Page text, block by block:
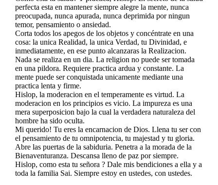
perfecta esta en mantener siempre alegre la mente, nunca
preocupada, nunca apurada, nunca deprimida por ningun
temor, pensamiento o ansiedad.
Corta todos los apegos de los objetos y concéntrate en una
cosa: la unica Realidad, la unica Verdad, tu Divinidad, e
inmediatamente, en ese punto alcanzaras la Realizacion.
Nada se realiza en un dia. La religion no puede ser tomada
en una pildora. Requiere practica ardua y constante. La
mente puede ser conquistada unicamente mediante una
practica lenta y firme.
Hislop, la moderacion en el temperamente es virtud. La
moderacion en los principios es vicio. La impureza es una
mera superposicion bajo la cual la verdadera naturaleza del
hombre ha sido oculta.
Mi querido! Tu eres la encarnacion de Dios. Llena tu ser con
el pensamiento de tu omnipotencia, tu majestad y tu gloria.
Abre las puertas de la sabiduria. Penetra a la morada de la
Bienaventuranza. Descansa lleno de paz por siempre.
Hislop, como esta tu señora ? Dale mis bendiciones a ella y a
toda la familia Sai. Siempre estoy en ustedes, con ustedes.